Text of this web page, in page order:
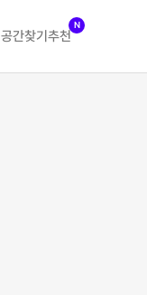
공간찾기 추천
N